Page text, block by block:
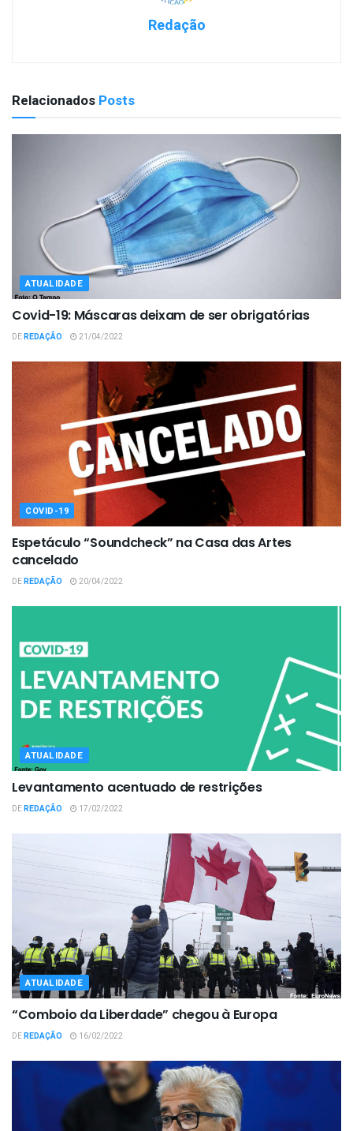
Redação
Relacionados Posts
ATUALIDADE
Covid-19: Máscaras deixam de ser obrigatórias
DEREDAÇÃO 21/04/2022
COVID-19
Espetáculo “Soundcheck” na Casa das Artes
cancelado
DEREDAÇÃO 20/04/2022
ATUALIDADE
Levantamento acentuado de restrições
DEREDAÇÃO 17/02/2022
ATUALIDADE
“Comboio da Liberdade” chegou à Europa
DEREDAÇÃO 16/02/2022